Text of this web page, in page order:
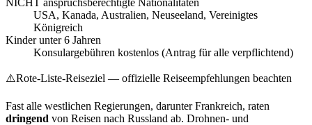
USA, Kanada, Australien, Neuseeland, Vereinigtes
Königreich
Kinder unter 6 Jahren
Konsulargebühren kostenlos (Antrag für alle verpflichtend)
⚠️Rote-Liste-Reiseziel — offizielle Reiseempfehlungen beachten
Fast alle westlichen Regierungen, darunter Frankreich, raten
dringend von Reisen nach Russland ab. Drohnen- und